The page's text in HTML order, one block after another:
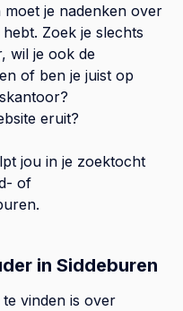
moet je nadenken over
Zoek je slechts
wil je ook de
of ben je juist op
eruit?
jou in je zoektocht
of
.
in Siddeburen
vinden is over